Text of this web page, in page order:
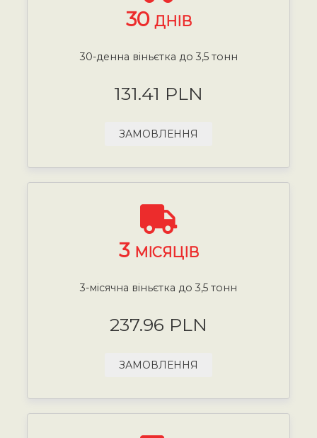
30 ДНІВ
30-денна віньєтка до 3,5 тонн
131.41 PLN
ЗАМОВЛЕННЯ
3 МІСЯЦІВ
3-місячна віньєтка до 3,5 тонн
237.96 PLN
ЗАМОВЛЕННЯ